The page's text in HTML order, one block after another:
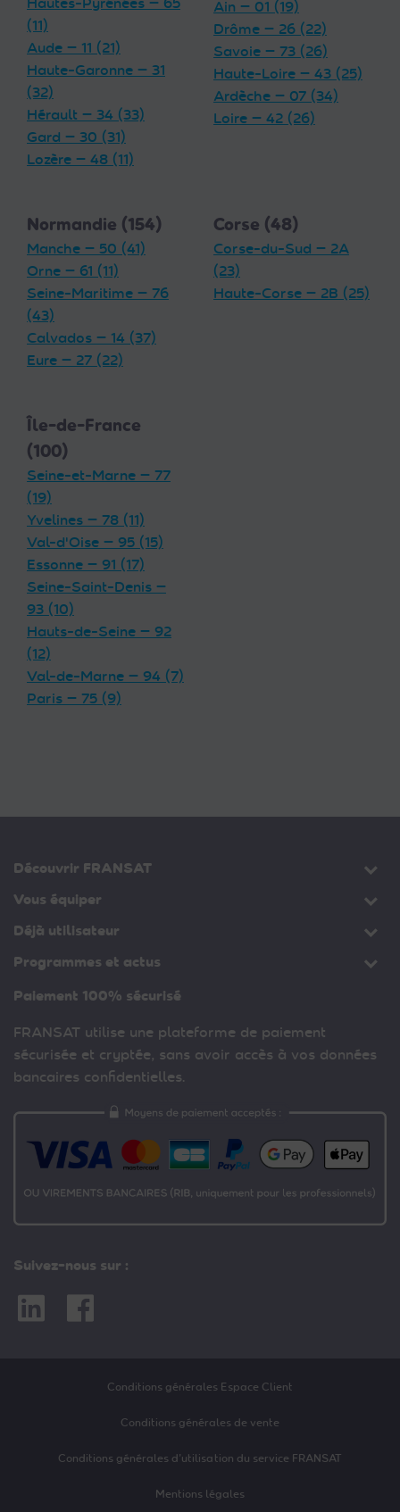
(11)
Aude — 11 (21)
Haute-Garonne — 31
(32)
Hérault — 34 (33)
Gard — 30 (31)
Lozère — 48 (11)
Ain — 01 (19)
Drôme — 26 (22)
Savoie — 73 (26)
Haute-Loire — 43 (25)
Ardèche — 07 (34)
Loire — 42 (26)
Normandie (154)
Manche — 50 (41)
Orne — 61 (11)
Seine-Maritime — 76
(43)
Calvados — 14 (37)
Eure — 27 (22)
Corse (48)
Corse-du-Sud — 2A
(23)
Haute-Corse — 2B (25)
Île-de-France
(100)
Seine-et-Marne — 77
(19)
Yvelines — 78 (11)
Val-d'Oise — 95 (15)
Essonne — 91 (17)
Seine-Saint-Denis —
93 (10)
Hauts-de-Seine — 92
(12)
Val-de-Marne — 94 (7)
Paris — 75 (9)
Découvrir FRANSAT
Vous équiper
Déjà utilisateur
Programmes et actus
Paiement 100% sécurisé
FRANSAT utilise une plateforme de paiement
sécurisée et cryptée, sans avoir accès à vos données
bancaires confidentielles.
Suivez-nous sur :
LinkedinFacebook
Conditions générales Espace Client
Conditions générales de vente
Conditions générales d’utilisation du service FRANSAT
Mentions légales